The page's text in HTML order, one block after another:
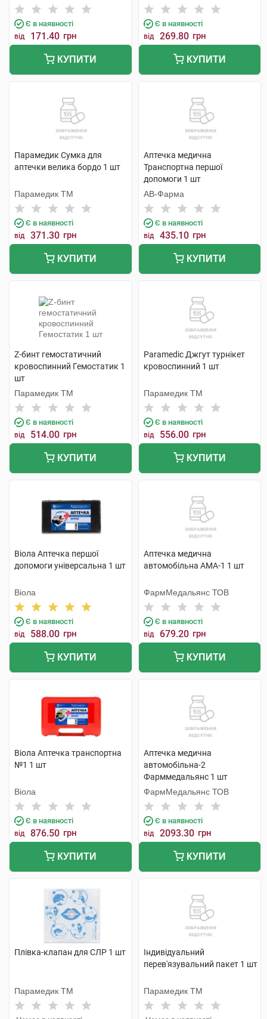
Є в наявності
від 171.40 грн
КУПИТИ
Є в наявності
від 269.80 грн
КУПИТИ
Парамедик Сумка для
аптечки велика бордо 1 шт
Парамедик ТМ
Є в наявності
від 371.30 грн
КУПИТИ
Аптечка медична
Транспортна першої
допомоги 1 шт
АВ-Фарма
Є в наявності
від 435.10 грн
КУПИТИ
Z-бинт гемостатичний
кровоспинний Гемостатик 1
шт
Парамедик ТМ
Є в наявності
від 514.00 грн
КУПИТИ
Paramedic Джгут турнікет
кровоспинний 1 шт
Парамедик ТМ
Є в наявності
від 556.00 грн
КУПИТИ
Віола Аптечка першої
допомоги універсальна 1 шт
Віола
Є в наявності
від 588.00 грн
КУПИТИ
Аптечка медична
автомобільна АМА-1 1 шт
ФармМедальянс ТОВ
Є в наявності
від 679.20 грн
КУПИТИ
Віола Аптечка транспортна
№1 1 шт
Віола
Є в наявності
від 876.50 грн
КУПИТИ
Аптечка медична
автомобільна-2
Фарммедальянс 1 шт
ФармМедальянс ТОВ
Є в наявності
від 2093.30 грн
КУПИТИ
Плівка-клапан для СЛР 1 шт
Парамедик ТМ
Індивідуальний
перев'язувальний пакет 1 шт
Парамедик ТМ